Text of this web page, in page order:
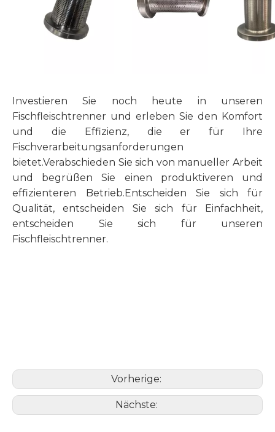
Investieren Sie noch heute in unseren
Fischfleischtrenner und erleben Sie den Komfort
und die Effizienz, die er für Ihre
Fischverarbeitungsanforderungen
bietet.Verabschieden Sie sich von manueller Arbeit
und begrüßen Sie einen produktiveren und
effizienteren Betrieb.Entscheiden Sie sich für
Qualität, entscheiden Sie sich für Einfachheit,
entscheiden Sie sich für unseren
Fischfleischtrenner.
Vorherige:
Nächste: